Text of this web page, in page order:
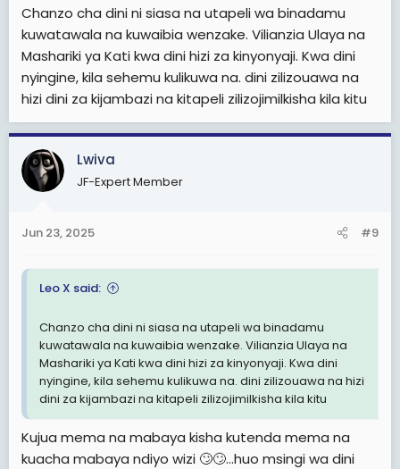
Chanzo cha dini ni siasa na utapeli wa binadamu
kuwatawala na kuwaibia wenzake. Vilianzia Ulaya na
Mashariki ya Kati kwa dini hizi za kinyonyaji. Kwa dini
nyingine, kila sehemu kulikuwa na. dini zilizouawa na
hizi dini za kijambazi na kitapeli zilizojimilkisha kila kitu
Lwiva
JF-Expert Member
Jun 23, 2025 #9
Leo X said:
Chanzo cha dini ni siasa na utapeli wa binadamu
kuwatawala na kuwaibia wenzake. Vilianzia Ulaya na
Mashariki ya Kati kwa dini hizi za kinyonyaji. Kwa dini
nyingine, kila sehemu kulikuwa na. dini zilizouawa na hizi
dini za kijambazi na kitapeli zilizojimilkisha kila kitu
Kujua mema na mabaya kisha kutenda mema na
kuacha mabaya ndiyo wizi 🙄🙄...huo msingi wa dini